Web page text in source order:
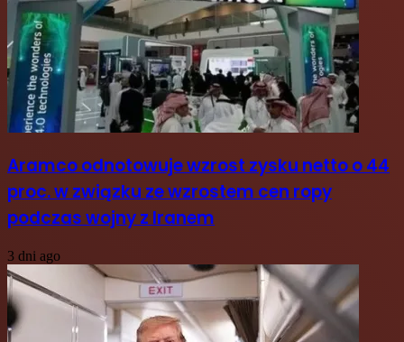
Aramco odnotowuje wzrost zysku netto o 44
proc. w związku ze wzrostem cen ropy
podczas wojny z Iranem
3 dni ago